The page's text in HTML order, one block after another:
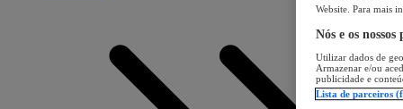
Website. Para mais
Nós e os
Utilizar dados de
Armazenar e/ou
publicidade e
Lista de parceiros